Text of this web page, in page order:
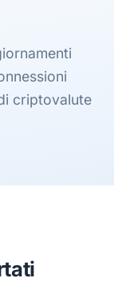
criptovalute